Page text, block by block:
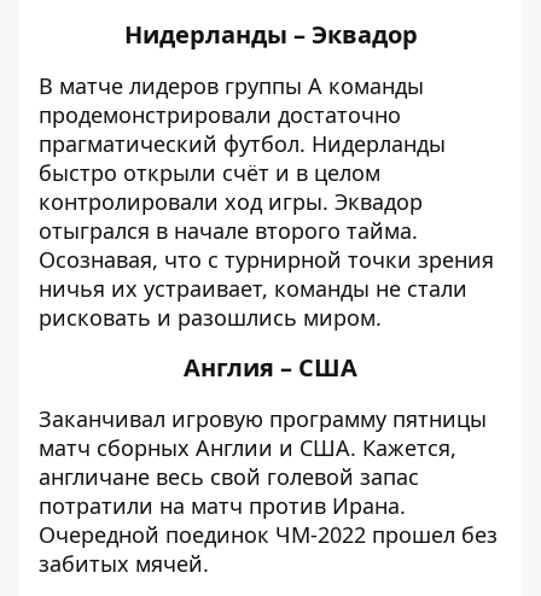
Нидерланды – Эквадор
В матче лидеров группы А команды
продемонстрировали достаточно
прагматический футбол. Нидерланды
быстро открыли счёт и в целом
контролировали ход игры. Эквадор
отыгрался в начале второго тайма.
Осознавая, что с турнирной точки зрения
ничья их устраивает, команды не стали
рисковать и разошлись миром.
Англия – США
Заканчивал игровую программу пятницы
матч сборных Англии и США. Кажется,
англичане весь свой голевой запас
потратили на матч против Ирана.
Очередной поединок ЧМ-2022 прошел без
забитых мячей.